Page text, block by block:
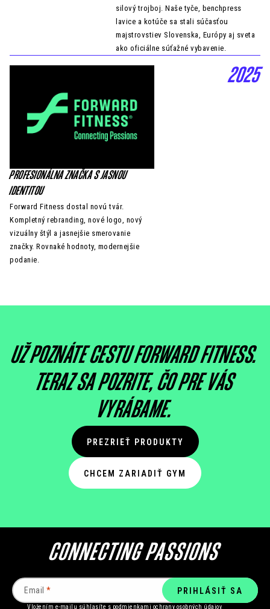
silový trojboj. Naše tyče, benchpress
lavice a kotúče sa stali súčasťou
majstrovstiev Slovenska, Európy aj sveta
ako oficiálne súťažné vybavenie.
PROFESIONÁLNA ZNAČKA S JASNOU
IDENTITOU
Forward Fitness dostal novú tvár.
Kompletný rebranding, nové logo, nový
vizuálny štýl a jasnejšie smerovanie
značky. Rovnaké hodnoty, modernejšie
podanie.
2025
UŽ POZNÁTE CESTU FORWARD FITNESS.
TERAZ SA POZRITE, ČO PRE VÁS
VYRÁBAME.
PREZRIEŤ PRODUKTY
CHCEM ZARIADIŤ GYM
Email
Vložením e-mailu súhlasíte s podmienkami ochrany osobných údajov
PRIHLÁSIŤ SA